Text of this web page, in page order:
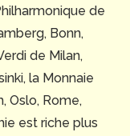
de
Bonn,
de Milan,
la Monnaie
Oslo, Rome,
est riche plus